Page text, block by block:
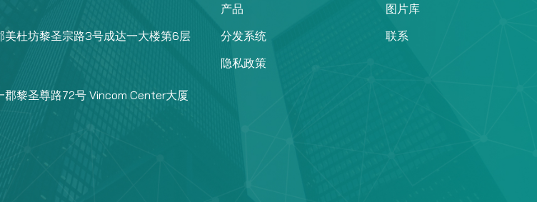
美杜坊黎圣宗路3号成达一大楼第6层
郡黎圣尊路72号 Vincom Center大厦
产品
分发系统
隐私政策
图片库
联系